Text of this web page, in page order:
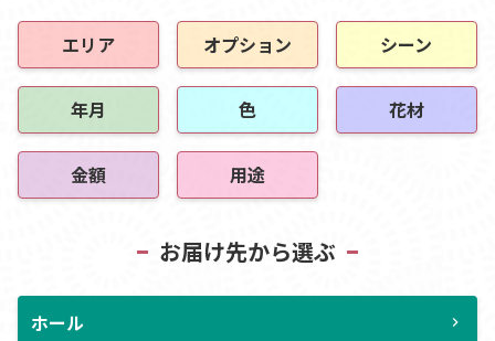
エリア オプション シーン
年月 色 花材
金額 用途
お届け先から選ぶ
ホール chevron_right